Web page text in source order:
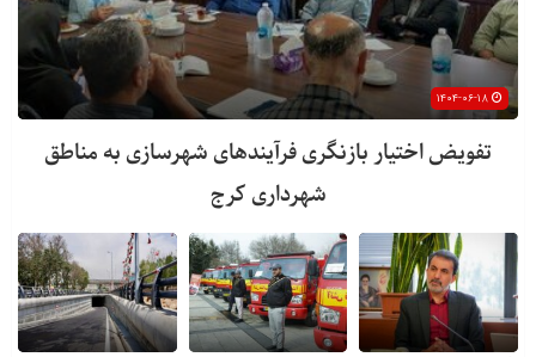
تفویض اختیار بازنگری فرآیندهای شهرسازی به مناطق
شهرداری کرج